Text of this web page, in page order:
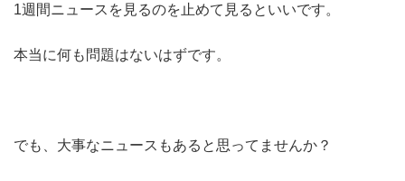
1週間ニュースを見るのを止めて見るといいです。
本当に何も問題はないはずです。
でも、大事なニュースもあると思ってませんか？